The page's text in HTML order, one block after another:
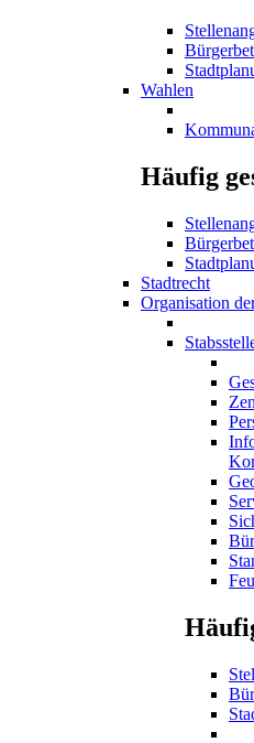
Wahlen
Häufig
Stadtrecht
Organisation